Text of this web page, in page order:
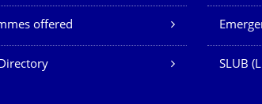
offered
SLUB